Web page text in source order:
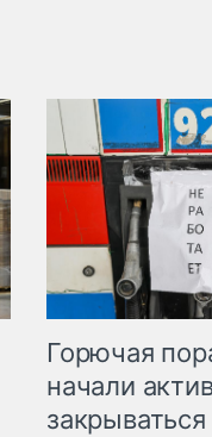
Горючая
начали